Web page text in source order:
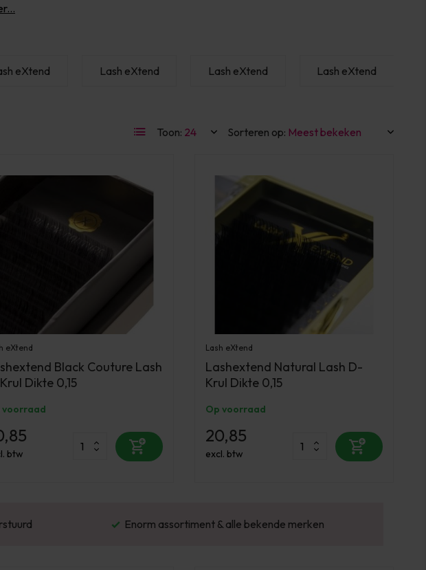
eXtend Lash eXtend Lash eXtend Lash eXtend
Toon: Sorteren op:
eXtend
Black Couture Lash
Dikte 0,15
voorraad
btw
Lash eXtend
Lashextend Natural Lash D-
Krul Dikte 0,15
Op voorraad
20,85
excl. btw
Gratis verzending v.a. €100 excl. BTW